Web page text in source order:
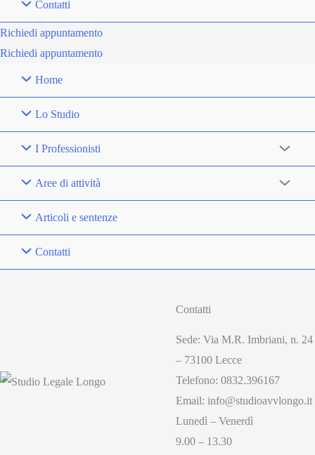
Contatti
Richiedi appuntamento
Richiedi appuntamento
Home
Lo Studio
I Professionisti
Aree di attività
Articoli e sentenze
Contatti
Contatti
Sede: Via M.R. Imbriani, n. 24
– 73100 Lecce
Telefono: 0832.396167
Email: info@studioavvlongo.it
Lunedì – Venerdì
9.00 – 13.30